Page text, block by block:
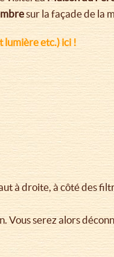
sur la façade de la
lumière etc.) ici !
à droite, à côté des
Vous serez alors